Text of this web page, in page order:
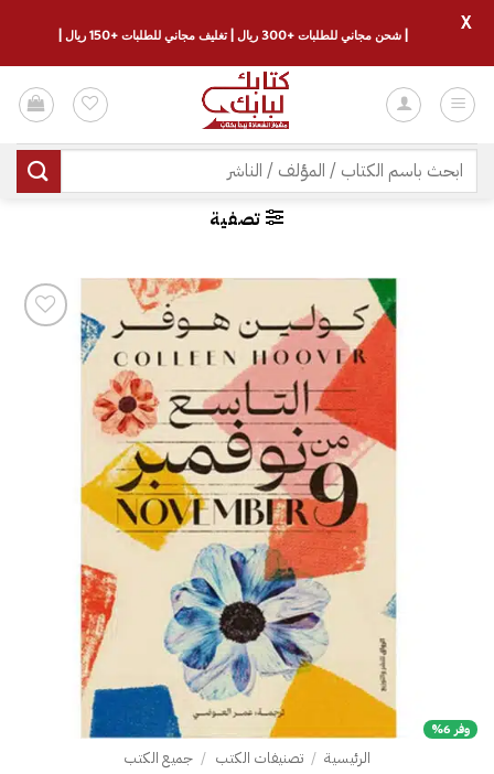
للمحتوى
البحث
عن:
تصفية
وفر 6%
الرئيسية / تصنيفات الكتب / جميع الكتب
| شحن مجاني للطلبات +300 ريال | تغليف مجاني للطلبات +150 ريال |
X